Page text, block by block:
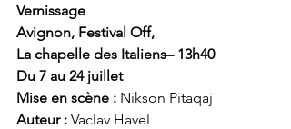
Vernissage
Avignon, Festival Off,
La chapelle des Italiens– 13h40
Du 7 au 24 juillet
Mise en scène : Nikson Pitaqaj
Auteur : Vaclav Havel